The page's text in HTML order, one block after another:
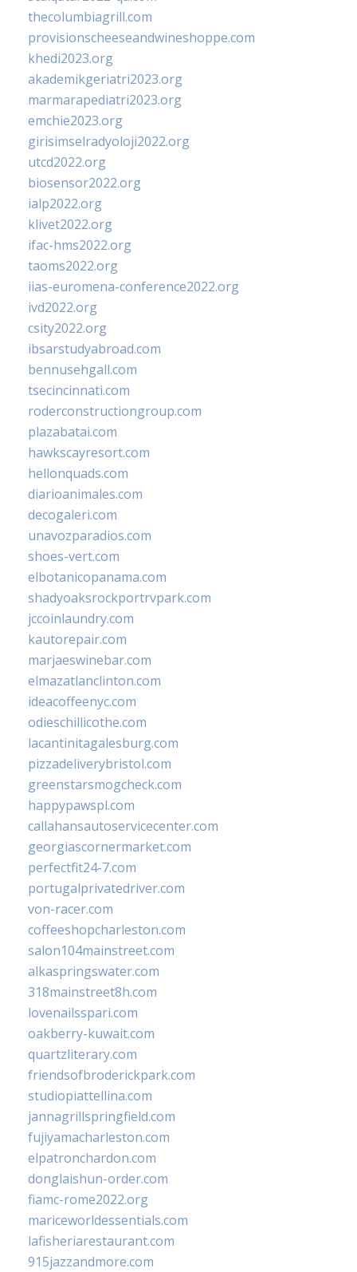
thecolumbiagrill.com
provisionscheeseandwineshoppe.com
khedi2023.org
akademikgeriatri2023.org
marmarapediatri2023.org
emchie2023.org
girisimselradyoloji2022.org
utcd2022.org
biosensor2022.org
ialp2022.org
klivet2022.org
ifac-hms2022.org
taoms2022.org
iias-euromena-conference2022.org
ivd2022.org
csity2022.org
ibsarstudyabroad.com
bennusehgall.com
tsecincinnati.com
roderconstructiongroup.com
plazabatai.com
hawkscayresort.com
hellonquads.com
diarioanimales.com
decogaleri.com
unavozparadios.com
shoes-vert.com
elbotanicopanama.com
shadyoaksrockportrvpark.com
jccoinlaundry.com
kautorepair.com
marjaeswinebar.com
elmazatlanclinton.com
ideacoffeenyc.com
odieschillicothe.com
lacantinitagalesburg.com
pizzadeliverybristol.com
greenstarsmogcheck.com
happypawspl.com
callahansautoservicecenter.com
georgiascornermarket.com
perfectfit24-7.com
portugalprivatedriver.com
von-racer.com
coffeeshopcharleston.com
salon104mainstreet.com
alkaspringswater.com
318mainstreet8h.com
lovenailsspari.com
oakberry-kuwait.com
quartzliterary.com
friendsofbroderickpark.com
studiopiattellina.com
jannagrillspringfield.com
fujiyamacharleston.com
elpatronchardon.com
donglaishun-order.com
fiamc-rome2022.org
mariceworldessentials.com
lafisheriarestaurant.com
915jazzandmore.com